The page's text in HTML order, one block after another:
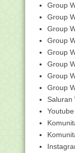
Qari
di
27
Group
Group
Group
Group
Group
Group
Group
Group
Saluran
Youtube